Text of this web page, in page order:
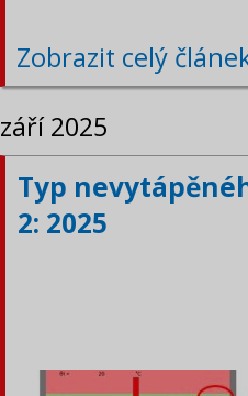
Zobrazit celý
září 2025
Typ
2: 2025